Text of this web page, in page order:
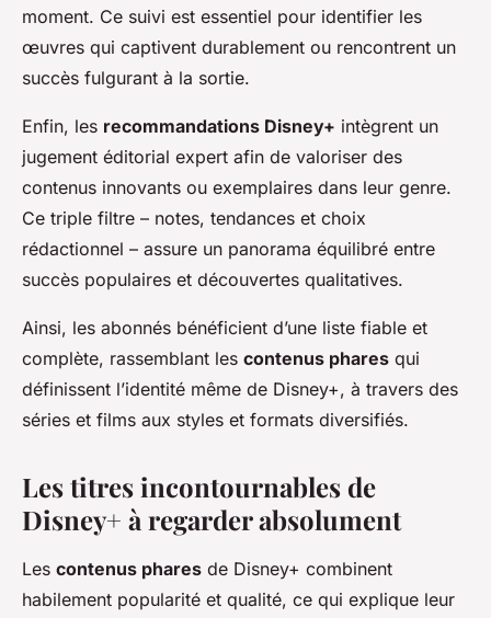
moment. Ce suivi est essentiel pour identifier les
œuvres qui captivent durablement ou rencontrent un
succès fulgurant à la sortie.
Enfin, les recommandations Disney+ intègrent un
jugement éditorial expert afin de valoriser des
contenus innovants ou exemplaires dans leur genre.
Ce triple filtre – notes, tendances et choix
rédactionnel – assure un panorama équilibré entre
succès populaires et découvertes qualitatives.
Ainsi, les abonnés bénéficient d’une liste fiable et
complète, rassemblant les contenus phares qui
définissent l’identité même de Disney+, à travers des
séries et films aux styles et formats diversifiés.
Les titres incontournables de
Disney+ à regarder absolument
Les contenus phares de Disney+ combinent
habilement popularité et qualité, ce qui explique leur